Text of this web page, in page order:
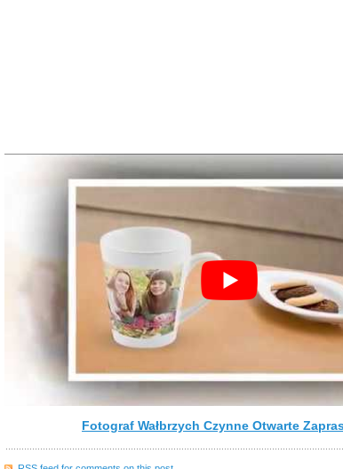
Fotograf Wałbrzych Czynne Otwarte